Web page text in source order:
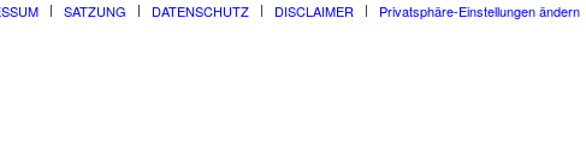
SATZUNG DATENSCHUTZ DISCLAIMER Privatsphäre-Einstellungen ändern